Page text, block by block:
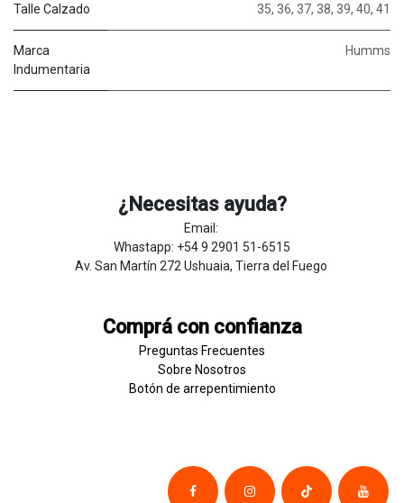
Talle Calzado 35, 36, 37, 38, 39, 40, 41
Marca
Indumentaria
Humms
¿Necesitas ayuda?
Email:
Whastapp: +54 9 2901 51-6515
Av. San Martín 272 Ushuaia, Tierra del Fuego
Comprá con confianza
Preguntas Frecuentes
Sobre Nosotros
Botón de ​arrepentim​​​iento